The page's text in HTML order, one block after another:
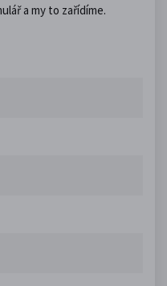
a my to zařídíme.